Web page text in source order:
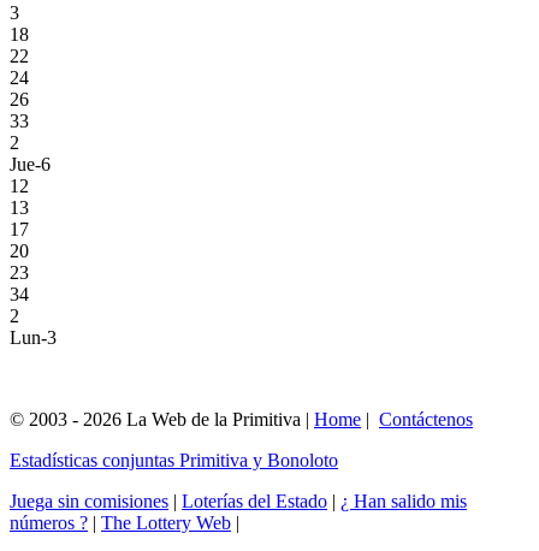
3
18
22
24
26
33
2
Jue-6
12
13
17
20
23
34
2
Lun-3
© 2003 - 2026 La Web de la Primitiva | Home | Contáctenos
Estadísticas conjuntas Primitiva y Bonoloto
Juega sin comisiones | Loterías del Estado | ¿ Han salido mis
números ? | The Lottery Web |